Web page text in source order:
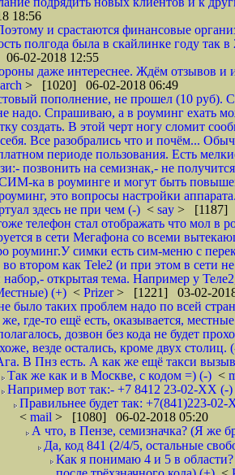
18:56
и срастаются финансовые
полгода была в скайлинке году
02-2018 12:55
даже интереснее. Ждём отзывов и
> [1020] 06-02-2018 06:49
пополнение, не прошел (10 руб).
надо. Спрашиваю, а в роуминг ехать
создать. В этой черт ногу сломит
Все разобрались что и почём...
периоде пользования. Есть
позвонить на семизнак,- не
СИМ-ка в роуминге и могут быть
это вопросы настройки
здесь не при чем (-) < say > [1187]
телефон стал отображать что мол в
в сети Мегафона со всеми
роуминг.У симки есть сим-меню с
втором как Tele2 (и при этом в сети
открытая тема. Например у
(+) < Prizer> [1221] 03-02-
было таких проблем надо по всей
где-то ещё есть, оказывается,
дозвон без кода не будет
везде остались, кроме двух
В Пнз есть. А как же ещё такси
Так же как и в Москве, с кодом =) (-) <
Например вот так:- +7 8412 23-02-ХХ (-
Правильнее будет так: +7(841)223-
< mail > [1080] 06-02-2018 05:20
А что, в Пензе, семизначка? (Я же
Да, код 841 (2/4/5, остальные
Как я понимаю 4 и 5 в